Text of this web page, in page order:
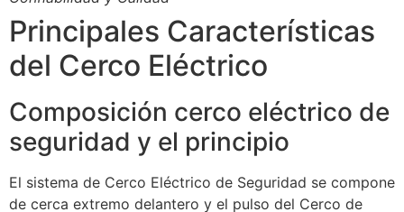
Principales Características
del Cerco Eléctrico
Composición cerco eléctrico de
seguridad y el principio
El sistema de Cerco Eléctrico de Seguridad se compone
de cerca extremo delantero y el pulso del Cerco de